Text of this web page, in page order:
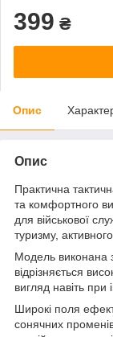
399 ₴
Опис
Опис
Практична
та комфортного
для військової
туризму,
Модель виконана
відрізняється
вигляд навіть при
Широкі поля
сонячних